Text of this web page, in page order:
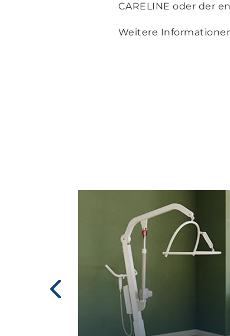
CARELINE oder der
Weitere